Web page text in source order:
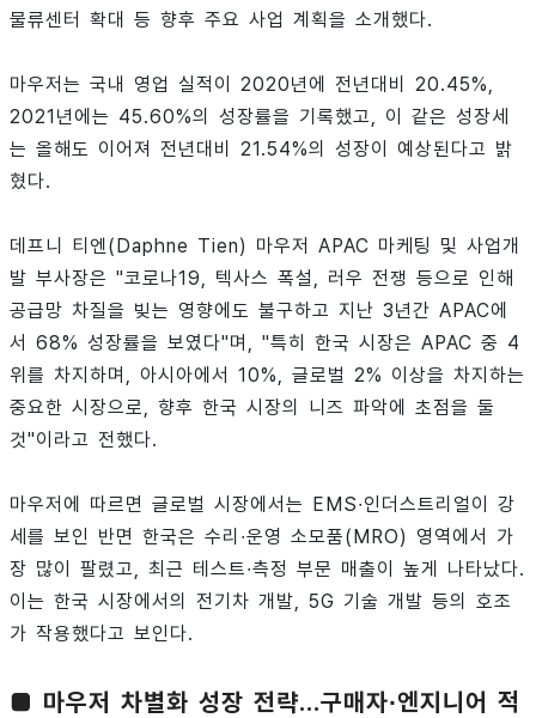
물류센터 확대 등 향후 주요 사업 계획을 소개했다.
마우저는 국내 영업 실적이 2020년에 전년대비 20.45%,
2021년에는 45.60%의 성장률을 기록했고, 이 같은 성장세
는 올해도 이어져 전년대비 21.54%의 성장이 예상된다고 밝
혔다.
데프니 티엔(Daphne Tien) 마우저 APAC 마케팅 및 사업개
발 부사장은 "코로나19, 텍사스 폭설, 러우 전쟁 등으로 인해
공급망 차질을 빚는 영향에도 불구하고 지난 3년간 APAC에
서 68% 성장률을 보였다"며, "특히 한국 시장은 APAC 중 4
위를 차지하며, 아시아에서 10%, 글로벌 2% 이상을 차지하는
중요한 시장으로, 향후 한국 시장의 니즈 파악에 초점을 둘
것"이라고 전했다.
마우저에 따르면 글로벌 시장에서는 EMS∙인더스트리얼이 강
세를 보인 반면 한국은 수리∙운영 소모품(MRO) 영역에서 가
장 많이 팔렸고, 최근 테스트∙측정 부문 매출이 높게 나타났다.
이는 한국 시장에서의 전기차 개발, 5G 기술 개발 등의 호조
가 작용했다고 보인다.
■ 마우저 차별화 성장 전략...구매자∙엔지니어 적